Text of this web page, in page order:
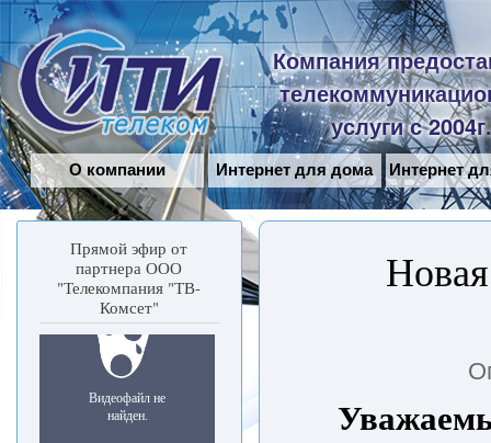
Сити-
Телеком
Компания
услуги с
О компании Интернет для дома Интернет
Прямой эфир от
партнера ООО
"Телекомпания "ТВ-
Комсет"